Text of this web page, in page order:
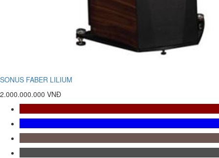
SONUS FABER LILIUM
2.000.000.000 VNĐ